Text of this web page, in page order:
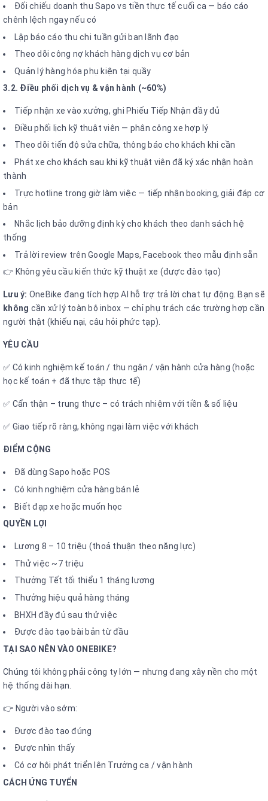
Đối chiếu doanh thu Sapo vs tiền thực tế cuối ca — báo cáo
chênh lệch ngay nếu có
Lập báo cáo thu chi tuần gửi ban lãnh đạo
Theo dõi công nợ khách hàng dịch vụ cơ bản
Quản lý hàng hóa phụ kiện tại quầy
3.2. Điều phối dịch vụ & vận hành (~60%)
Tiếp nhận xe vào xưởng, ghi Phiếu Tiếp Nhận đầy đủ
Điều phối lịch kỹ thuật viên — phân công xe hợp lý
Theo dõi tiến độ sửa chữa, thông báo cho khách khi cần
Phát xe cho khách sau khi kỹ thuật viên đã ký xác nhận hoàn
thành
Trực hotline trong giờ làm việc — tiếp nhận booking, giải đáp cơ
bản
Nhắc lịch bảo dưỡng định kỳ cho khách theo danh sách hệ
thống
Trả lời review trên Google Maps, Facebook theo mẫu định sẵn
👉 Không yêu cầu kiến thức kỹ thuật xe (được đào tạo)
Lưu ý: OneBike đang tích hợp AI hỗ trợ trả lời chat tự động. Bạn sẽ
không cần xử lý toàn bộ inbox — chỉ phụ trách các trường hợp cần
người thật (khiếu nại, câu hỏi phức tạp).
YÊU CẦU
✅ Có kinh nghiệm kế toán / thu ngân / vận hành cửa hàng (hoặc
học kế toán + đã thực tập thực tế)
✅ Cẩn thận – trung thực – có trách nhiệm với tiền & số liệu
✅ Giao tiếp rõ ràng, không ngại làm việc với khách
ĐIỂM CỘNG
Đã dùng Sapo hoặc POS
Có kinh nghiệm cửa hàng bán lẻ
Biết đạp xe hoặc muốn học
QUYỀN LỢI
Lương 8 – 10 triệu (thoả thuận theo năng lực)
Thử việc ~7 triệu
Thưởng Tết tối thiểu 1 tháng lương
Thưởng hiệu quả hàng tháng
BHXH đầy đủ sau thử việc
Được đào tạo bài bản từ đầu
TẠI SAO NÊN VÀO ONEBIKE?
Chúng tôi không phải công ty lớn — nhưng đang xây nền cho một
hệ thống dài hạn.
👉 Người vào sớm:
Được đào tạo đúng
Được nhìn thấy
Có cơ hội phát triển lên Trưởng ca / vận hành
CÁCH ỨNG TUYỂN